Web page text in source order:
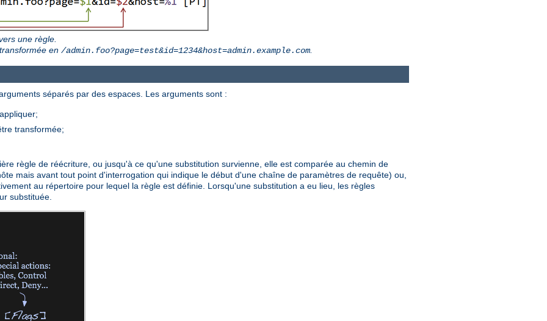
une règle.
en /admin.foo?page=test&id=1234&host=admin.example.com.
séparés par des espaces. Les arguments sont :
transformée;
règle de réécriture, ou jusqu'à ce qu'une substitution survienne, elle est comparée au chemin de
mais avant tout point d'interrogation qui indique le début d'une chaîne de paramètres de requête) ou,
au répertoire pour lequel la règle est définie. Lorsqu'une substitution a eu lieu, les règles
substituée.